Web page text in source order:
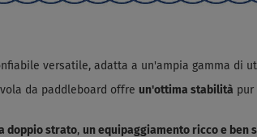
versatile, adatta a un'ampia gamma di
da paddleboard offre un'ottima stabilità pur
doppio strato, un equipaggiamento ricco e ben